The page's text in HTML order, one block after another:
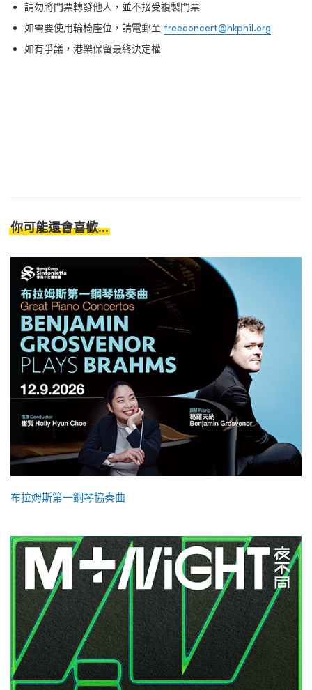
請勿將門票轉發他人，並不接受複製門票
如需要使用輪椅座位，請電郵至 freeconcert@hkphil.org
如有爭議，港樂保留最終決定權
你可能還會喜歡...
布拉姆斯第一鋼琴協奏曲